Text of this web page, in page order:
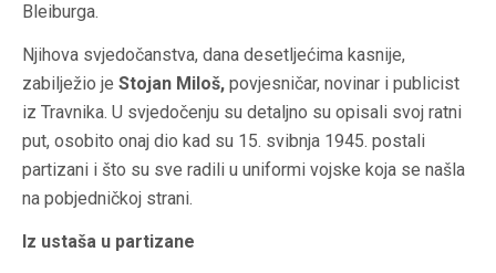
Bleiburga.
Njihova svjedočanstva, dana desetljećima kasnije,
zabilježio je Stojan Miloš, povjesničar, novinar i publicist
iz Travnika. U svjedočenju su detaljno su opisali svoj ratni
put, osobito onaj dio kad su 15. svibnja 1945. postali
partizani i što su sve radili u uniformi vojske koja se našla
na pobjedničkoj strani.
Iz ustaša u partizane